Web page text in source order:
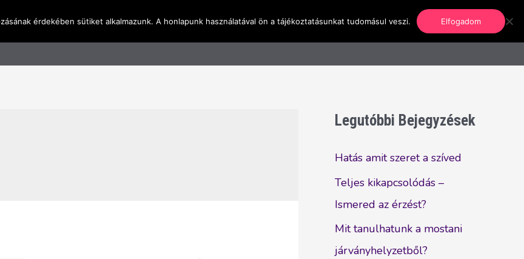
Kapcsolat
Legutóbbi Bejegyzések
Hatás amit szeret a szíved
Teljes kikapcsolódás –
Ismered az érzést?
Mit tanulhatunk a mostani
járványhelyzetből?
érdekében sütiket alkalmazunk. A honlapunk használatával ön a tájékoztatásunkat tudomásul veszi. Elfogadom